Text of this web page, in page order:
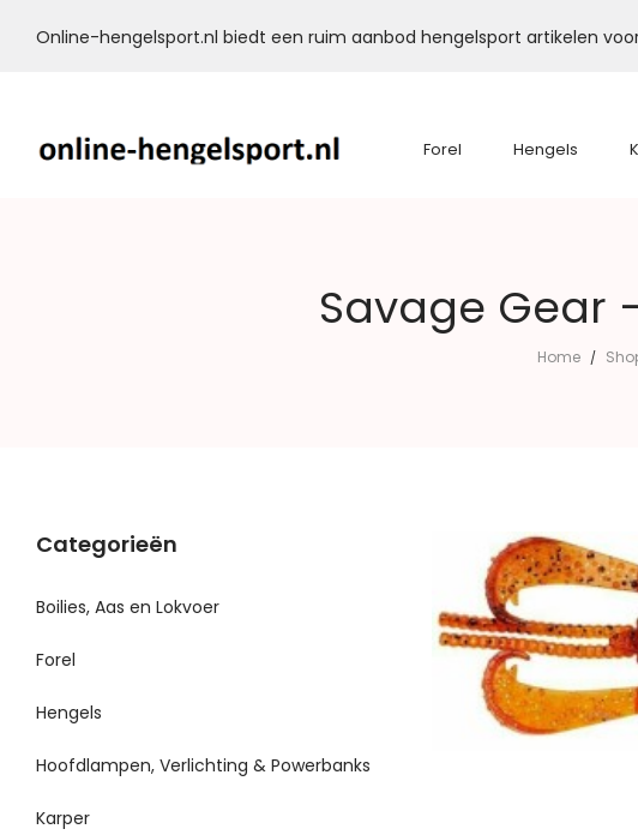
Online-hengelsport.nl biedt een ruim aanbod hengelsport artikelen
Forel Hengels
Savage Gear
Home /
Categorieën
Boilies, Aas en Lokvoer
Forel
Hengels
Hoofdlampen, Verlichting & Powerbanks
Karper